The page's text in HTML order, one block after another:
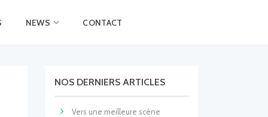
NEWS CONTACT
NOS DERNIERS ARTICLES
Vers une meilleure scène